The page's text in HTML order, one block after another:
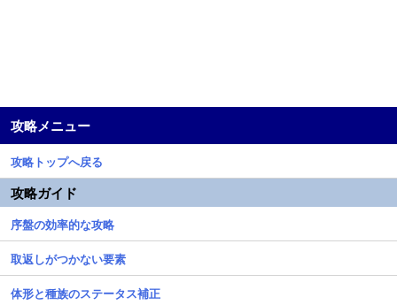
攻略メニュー
攻略トップへ戻る
攻略ガイド
序盤の効率的な攻略
取返しがつかない要素
体形と種族のステータス補正